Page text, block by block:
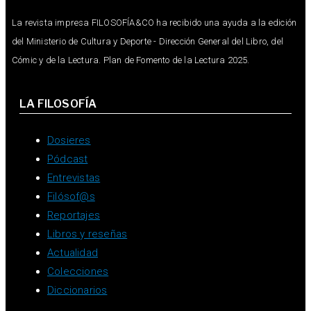
La revista impresa FILOSOFÍA&CO ha recibido una ayuda a la edición
del Ministerio de Cultura y Deporte - Dirección General del Libro, del
Cómic y de la Lectura. Plan de Fomento de la Lectura 2025.
LA FILOSOFÍA
Dosieres
Pódcast
Entrevistas
Filósof@s
Reportajes
Libros y reseñas
Actualidad
Colecciones
Diccionarios